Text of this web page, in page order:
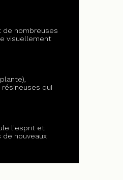
de nombreuses
visuellement
qui
l'esprit et
nouveaux